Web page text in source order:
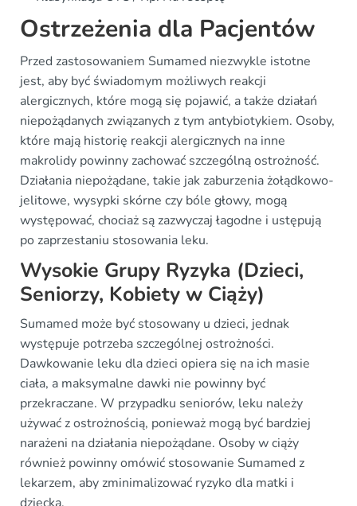
Ostrzeżenia dla Pacjentów
Przed zastosowaniem Sumamed niezwykle istotne
jest, aby być świadomym możliwych reakcji
alergicznych, które mogą się pojawić, a także działań
niepożądanych związanych z tym antybiotykiem. Osoby,
które mają historię reakcji alergicznych na inne
makrolidy powinny zachować szczególną ostrożność.
Działania niepożądane, takie jak zaburzenia żołądkowo-
jelitowe, wysypki skórne czy bóle głowy, mogą
występować, chociaż są zazwyczaj łagodne i ustępują
po zaprzestaniu stosowania leku.
Wysokie Grupy Ryzyka (Dzieci,
Seniorzy, Kobiety w Ciąży)
Sumamed może być stosowany u dzieci, jednak
występuje potrzeba szczególnej ostrożności.
Dawkowanie leku dla dzieci opiera się na ich masie
ciała, a maksymalne dawki nie powinny być
przekraczane. W przypadku seniorów, leku należy
używać z ostrożnością, ponieważ mogą być bardziej
narażeni na działania niepożądane. Osoby w ciąży
również powinny omówić stosowanie Sumamed z
lekarzem, aby zminimalizować ryzyko dla matki i